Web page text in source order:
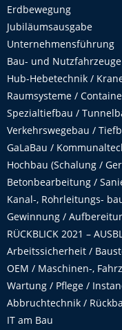
Erdbewegung
Jubiläumsausgabe
Unternehmensführung
Bau- und Nutzfahrzeuge
Hub-Hebetechnik /
Raumsysteme /
Spezialtiefbau /
Verkehrswegebau /
GaLaBau /
Hochbau (Schalung /
Betonbearbeitung /
Kanal-, Rohrleitungs-
Gewinnung /
RÜCKBLICK 2021 –
Arbeitssicherheit /
OEM / Maschinen-,
Wartung / Pflege /
Abbruchtechnik /
IT am Bau